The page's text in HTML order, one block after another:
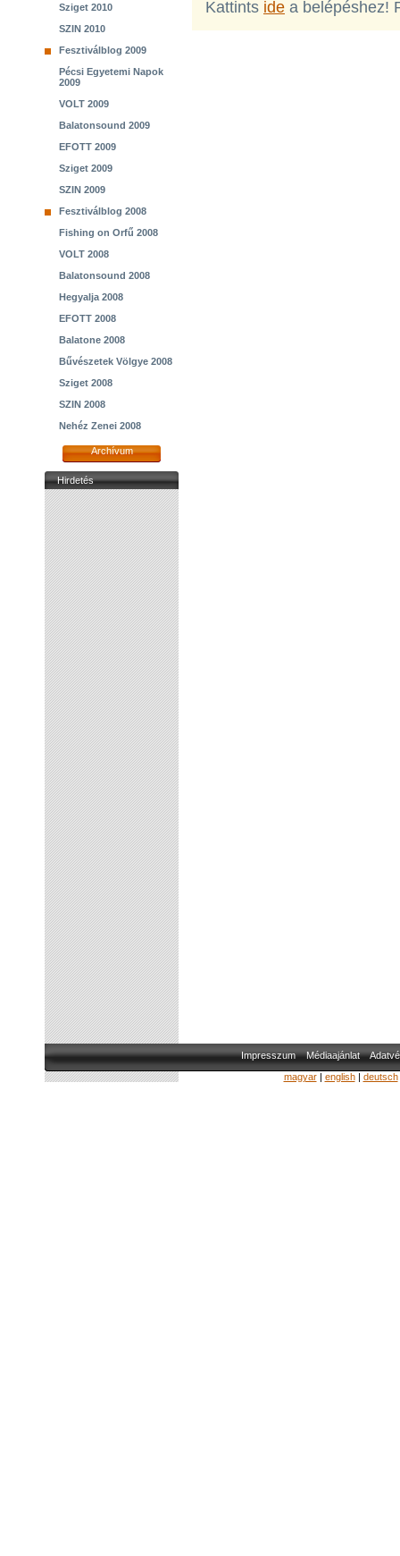
Sziget 2010
SZIN 2010
Fesztiválblog 2009
Pécsi Egyetemi Napok
2009
VOLT 2009
Balatonsound 2009
EFOTT 2009
Sziget 2009
SZIN 2009
Fesztiválblog 2008
Fishing on Orfű 2008
VOLT 2008
Balatonsound 2008
Hegyalja 2008
EFOTT 2008
Balatone 2008
Bűvészetek Völgye 2008
Sziget 2008
SZIN 2008
Nehéz Zenei 2008
Archívum
Hirdetés
Kattints ide a belépéshez!
Impresszum Médiaajánlat
magyar| english| deutsch